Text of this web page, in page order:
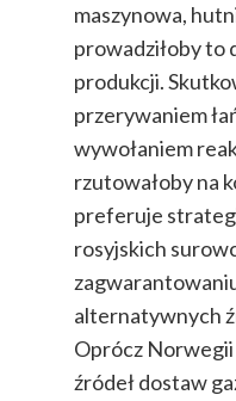
maszynowa,
prowadziłoby to
produkcji.
przerywaniem
wywołaniem
rzutowałoby na
preferuje
rosyjskich
alternatywnych
Oprócz
źródeł dostaw